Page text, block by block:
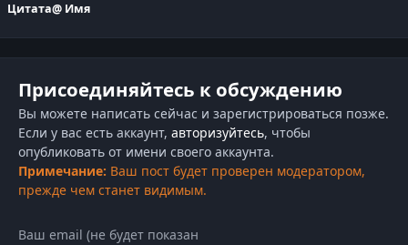
Цитата@ Имя
Присоединяйтесь к обсуждению
Вы можете написать сейчас и зарегистрироваться позже.
Если у вас есть аккаунт, авторизуйтесь, чтобы
опубликовать от имени своего аккаунта.
Примечание: Ваш пост будет проверен модератором,
прежде чем станет видимым.